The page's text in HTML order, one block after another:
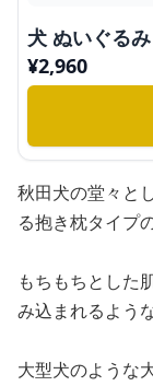
犬 ぬいぐる
¥2,960
秋田犬の堂々と
る抱き枕タイプ
もちもちとした
み込まれるよう
大型犬のような